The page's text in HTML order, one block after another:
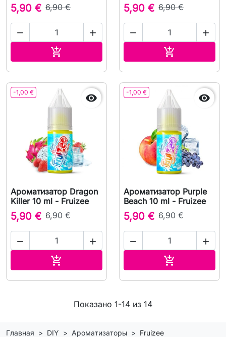
5,90 € 6,90 €
 

5,90 € 6,90 €
 

-1,00 € 
Ароматизатор Dragon
Killer 10 ml - Fruizee
5,90 € 6,90 €
 

-1,00 € 
Ароматизатор Purple
Beach 10 ml - Fruizee
5,90 € 6,90 €
 

Показано 1-14 из 14
Главная DIY Ароматизаторы Fruizee